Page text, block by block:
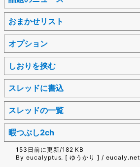
おまかせリスト
オプション
しおりを挟む
スレッドに書込
スレッドの一覧
暇つぶし2ch
153日前に更新/182 KB
By eucalyptus. [ ゆうかり ] / eucaly.net